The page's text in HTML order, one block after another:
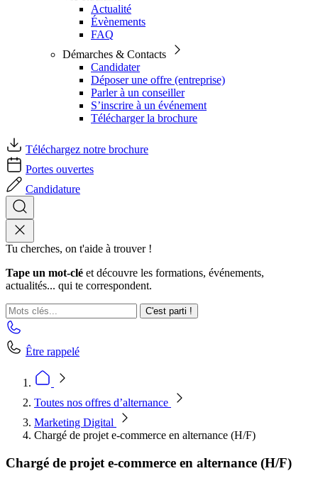
Actualité
Évènements
FAQ
Démarches & Contacts
Candidater
Déposer une offre (entreprise)
Parler à un conseiller
S’inscrire à un événement
Télécharger la brochure
Téléchargez notre brochure
Portes ouvertes
Candidature
Tu cherches, on t'aide à trouver !
Tape un mot-clé et découvre les formations, événements,
actualités... qui te correspondent.
C'est parti !
Être rappelé
Toutes nos offres d’alternance
Marketing Digital
Chargé de projet e-commerce en alternance (H/F)
Chargé de projet e-commerce en alternance (H/F)